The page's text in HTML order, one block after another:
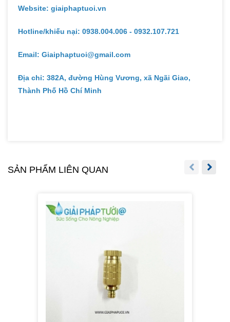
Website: giaiphaptuoi.vn
Hotline/khiếu nại: 0938.004.006 - 0932.107.721
Email: Giaiphaptuoi@gmail.com
Địa chỉ: 382A, đường Hùng Vương, xã Ngãi Giao,
Thành Phố Hồ Chí Minh
SẢN PHẨM LIÊN QUAN